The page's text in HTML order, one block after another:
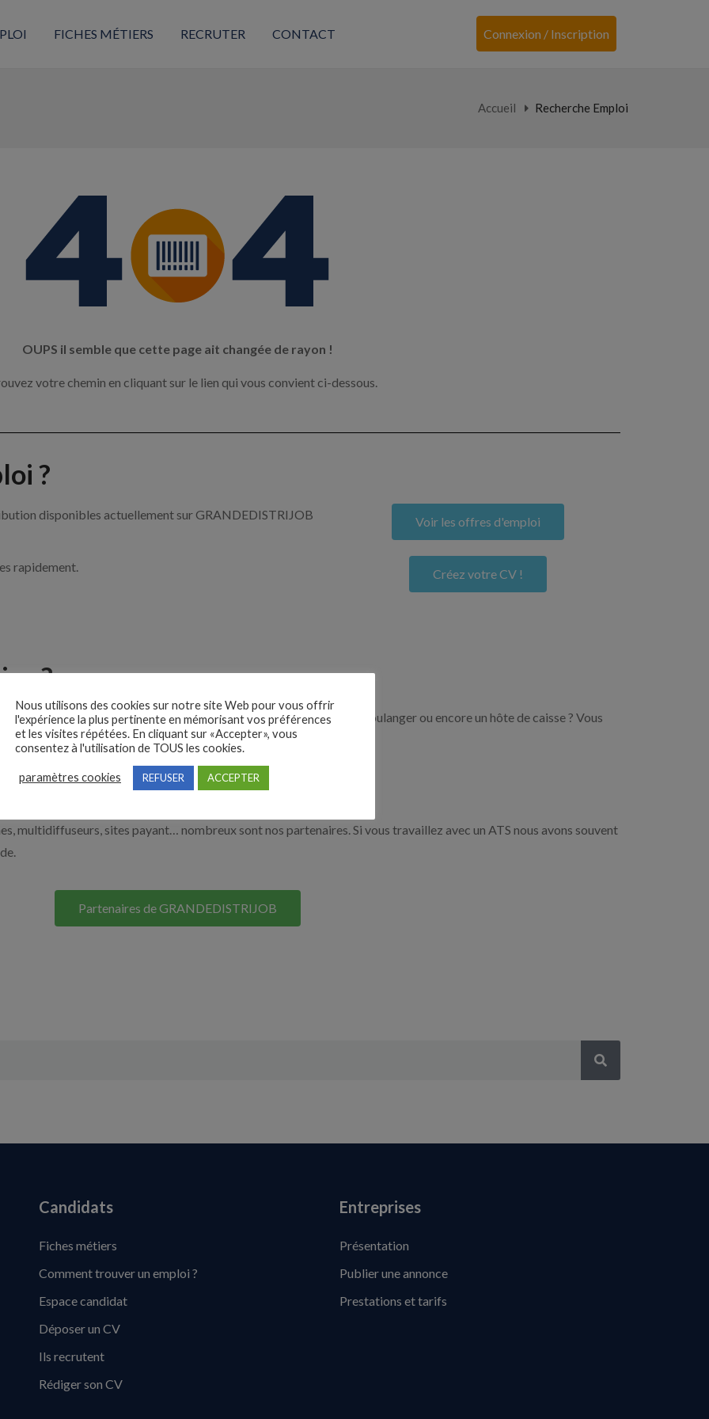
FICHES MÉTIERS RECRUTER CONTACT Connexion / Inscription
Accueil Recherche Emploi
OUPS il semble que cette page ait changée de rayon !
votre chemin en cliquant sur le lien qui vous convient ci-dessous.
?
disponibles actuellement sur GRANDEDISTRIJOB Voir les offres d'emploi
rapidement. Créez votre CV !
?
la grande distribution par exemple un responsable de rayon, un boulanger ou encore un hôte de caisse ? Vous
aider à recruter en cliquant sur le bouton ci-dessous.
Nos solutions entreprises
multidiffuseurs, sites payant… nombreux sont nos partenaires. Si vous travaillez avec un ATS nous avons souvent
Partenaires de GRANDEDISTRIJOB
Candidats
Fiches métiers
Comment trouver un emploi ?
Espace candidat
Déposer un CV
Ils recrutent
Rédiger son CV
Entreprises
Présentation
Publier une annonce
Prestations et tarifs
Nous utilisons des cookies sur notre site Web pour vous offrir
l'expérience la plus pertinente en mémorisant vos préférences
et les visites répétées. En cliquant sur «Accepter», vous
consentez à l'utilisation de TOUS les cookies.
paramètres cookies REFUSER ACCEPTER